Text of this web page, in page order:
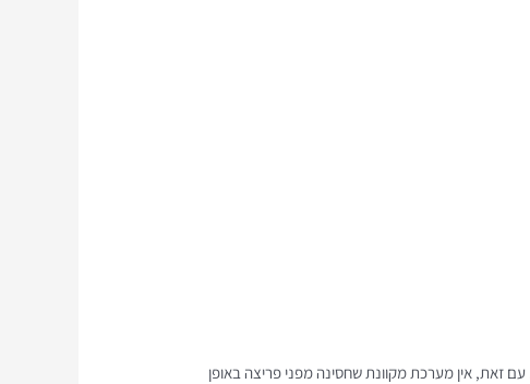
זאת, אין מערכת מקוונת שחסינה מפני פריצה באופן